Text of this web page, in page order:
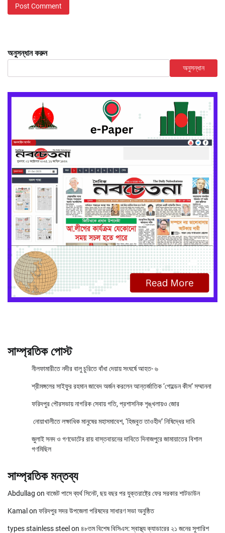
অনুসন্ধান করুন
অনুসন্ধান
সাম্প্রতিক পোস্ট
নীলফামারীতে নদীর বালু চুরিতে বাঁধা দেয়ায় সংঘর্ষে আহত- ৬
শ্রীমঙ্গলের সাইফুর রহমান জাবেদ অর্জন করলেন আন্তর্জাতিক ‘গোল্ডেন কীস’ সম্মাননা
ফরিদপুর পৌরসভায় নাগরিক সেবায় গতি, প্রশাসনিক শৃঙ্খলায়ও জোর
নোয়াখালীতে লক্ষাধিক মানুষের মহাসমাবেশ, ‘হিজবুত তাওহীদ’ নিষিদ্ধের দাবি
জুলাই সনদ ও গণভোটের রায় বাস্তবায়নের দাবিতে দিনাজপুরে জামায়াতের বিশাল
গণমিছিল
সাম্প্রতিক মন্তব্য
Abdullag on বাজেট পাসে ব্যর্থ সিনেট, ছয় বছর পর যুক্তরাষ্ট্রে ফের সরকার শাটডাউন
Kamalon ফরিদপুর সদর উপজেলা পরিষদের সাধারণ সভা অনুষ্ঠিত
types stainless steelon ৪৮তম বিশেষ বিসিএস: স্বাস্থ্য ক্যাডারের ২১ জনের সুপারিশ